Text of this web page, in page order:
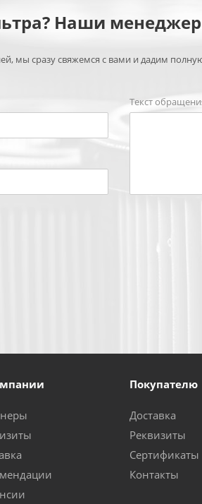
Наши
мы сразу свяжемся с вами и дадим
Текст
Покупателю
Доставка
Реквизиты
Сертификаты
Контакты